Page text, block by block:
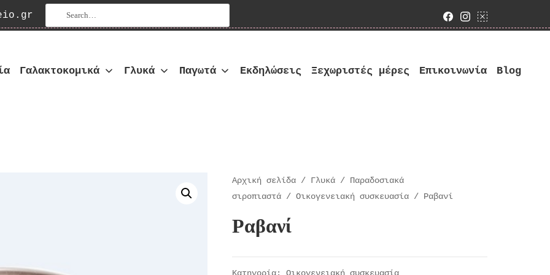
Αναζήτηση για: Facebook
Instagram
google
Γαλακτοκομικά Γλυκά Παγωτά Εκδηλώσεις Ξεχωριστές μέρες Επικοινωνία Blog
Αρχική σελίδα / Γλυκά / Παραδοσιακά
σιροπιαστά / Οικογενειακή συσκευασία / Ραβανί
Ραβανί